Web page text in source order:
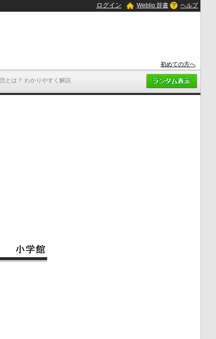
とは？ わかりやすく解説
ログイン Weblio 辞書 ヘルプ
初めての方へ